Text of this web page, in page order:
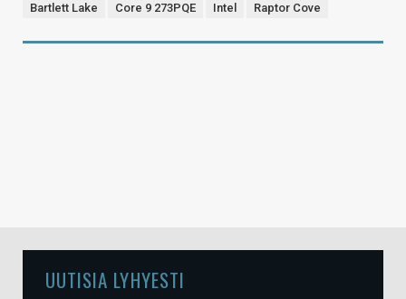
Bartlett Lake Core 9 273PQE Intel Raptor Cove
UUTISIA LYHYESTI